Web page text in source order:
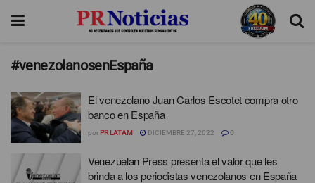
#venezolanosenEspaña
El venezolano Juan Carlos Escotet compra otro
banco en España
por PR LATAM DICIEMBRE 27, 2022 0
Venezuelan Press presenta el valor que les
brinda a los periodistas venezolanos en España